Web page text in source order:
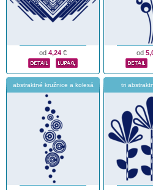
od 4,24 € od
abstraktné kružnice a kolesá tri